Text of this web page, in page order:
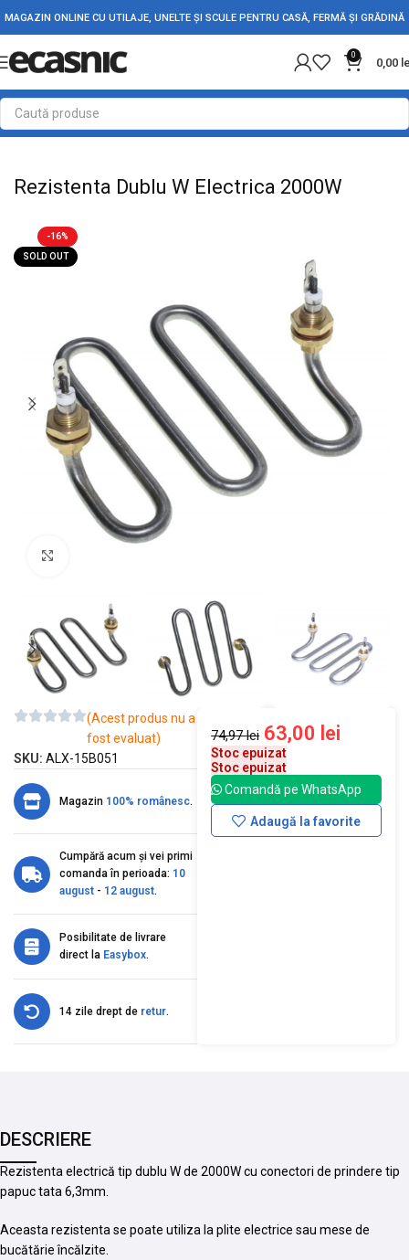
MAGAZIN ONLINE CU UTILAJE, UNELTE ȘI SCULE PENTRU CASĂ, FERMĂ ȘI GRĂDINĂ
0
0,00
Prima pagină Casă Rezistente Electrice Rezistente de Boilere
Rezistenta Dublu W Electrica 2000W
-16%
SOLD OUT
(Acest produs nu a
fost evaluat)
SKU: ALX-15B051
Magazin 100% românesc.
Cumpără acum și vei primi
comanda în perioada: 10
august - 12 august.
Posibilitate de livrare
direct la Easybox.
14 zile drept de retur.
74,97lei 63,00 lei
Stoc epuizat
Stoc epuizat
Comandă pe WhatsApp
Adaugă la favorite
DESCRIERE
Rezistenta electrică tip dublu W de 2000W cu conectori de prindere tip
papuc tata 6,3mm.
Aceasta rezistenta se poate utiliza la plite electrice sau mese de
bucătărie încălzite.